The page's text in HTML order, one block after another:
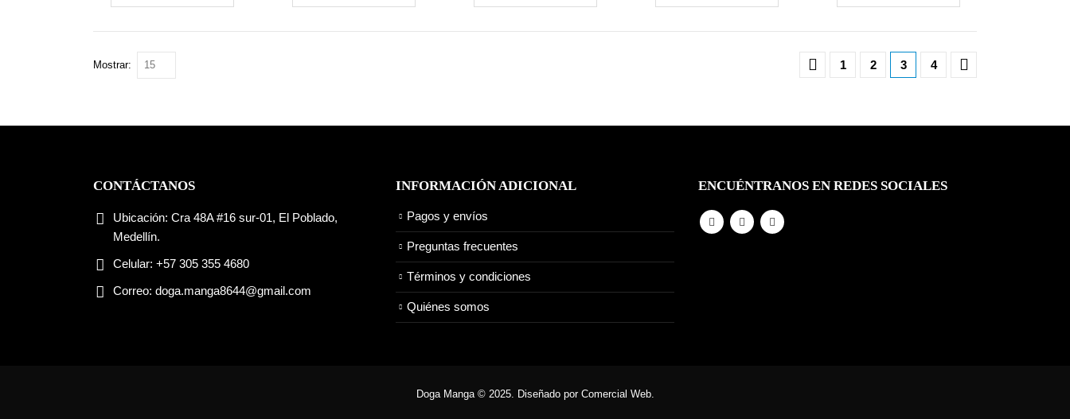
Mostrar: 1 2 3 4
CONTÁCTANOS
Ubicación: Cra 48A #16 sur-01, El Poblado,
Medellín.
Celular: +57 305 355 4680
Correo: doga.manga8644@gmail.com
INFORMACIÓN ADICIONAL
Pagos y envíos
Preguntas frecuentes
Términos y condiciones
Quiénes somos
ENCUÉNTRANOS EN REDES SOCIALES
Doga Manga © 2025. Diseñado por Comercial Web.